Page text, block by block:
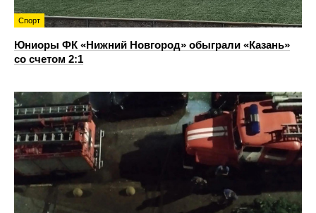
Спорт
Юниоры ФК «Нижний Новгород» обыграли «Казань»
со счетом 2:1